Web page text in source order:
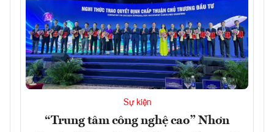
Sự kiện
“Trung tâm công nghệ cao” Nhơn